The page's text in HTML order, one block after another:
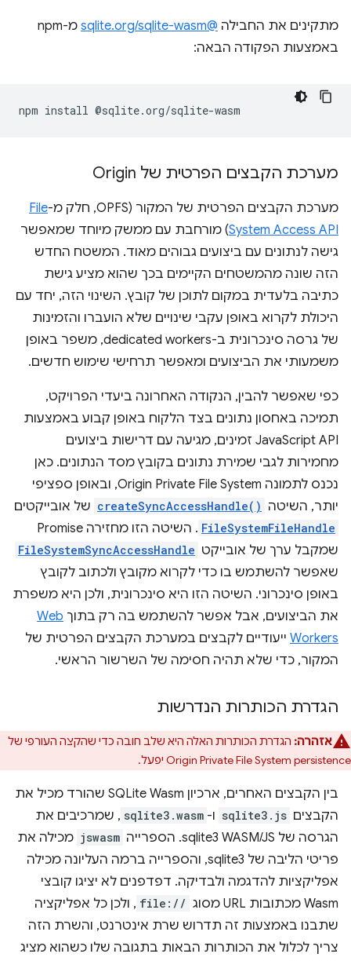
מתקינים את החבילה @sqlite.org/sqlite-wasm
מ-npm
באמצעות הפקודה הבאה:
npm install
מערכת הקבצים הפרטית של Origin
מערכת הקבצים הפרטית של המקור (OPFS, חלק מ-
File
System Access API) מורחבת עם ממשק מיוחד שמאפשר
גישה לנתונים עם ביצועים גבוהים מאוד. המשטח החדש
הזה שונה מהמשטחים הקיימים בכך שהוא מציע גישת
כתיבה בלעדית במקום לתוכן של קובץ. השינוי הזה, יחד עם
היכולת לקרוא באופן עקבי שינויים שלא הועברו והזמינות
של גרסה סינכרונית ב-dedicated workers, משפר באופן
משמעותי את הביצועים ומאפשר תרחישי שימוש חדשים.
כפי שאפשר להבין, הנקודה האחרונה ביעדי הפרויקט,
תמיכה באחסון נתונים בצד הלקוח באופן קבוע באמצעות
JavaScript API זמינים, מגיעה עם דרישות ביצועים
מחמירות לגבי שמירת נתונים בקובץ מסד הנתונים. כאן
נכנס לתמונה Origin Private File System, ובאופן ספציפי
יותר, השיטה createSyncAccessHandle() של אובייקטים
FileSystemFileHandle
. השיטה הזו מחזירה Promise
שמקבל ערך של אובייקט FileSystemSyncAccessHandle
שאפשר להשתמש בו כדי לקרוא מקובץ ולכתוב לקובץ
באופן סינכרוני. השיטה הזו היא סינכרונית, ולכן היא משפרת
את הביצועים, אבל אפשר להשתמש בה רק בתוך Web
Workers ייעודיים לקבצים במערכת הקבצים הפרטית של
המקור, כדי שלא תהיה חסימה של השרשור הראשי.
הגדרת הכותרות הנדרשות
אזהרה: הגדרת הכותרות האלה היא שלב חובה כדי שהקצה העורפי של
Origin Private File System persistence יפעל.
בין הקבצים האחרים, ארכיון SQLite Wasm שהורד מכיל את
הקבצים sqlite3.js ו- sqlite3.wasm , שמרכיבים את
הגרסה של sqlite3 WASM/JS. הספרייה
jswasm מכילה את
פריטי הליבה של sqlite3, והספרייה ברמה העליונה מכילה
אפליקציות להדגמה ולבדיקה. דפדפנים לא יציגו קובצי
Wasm מכתובות URL מסוג
file:// , ולכן כל אפליקציה
שתבנו באמצעות זה תדרוש שרת אינטרנט, והשרת הזה
צריך לכלול את הכותרות הבאות בתגובה שלו כשהוא מציג